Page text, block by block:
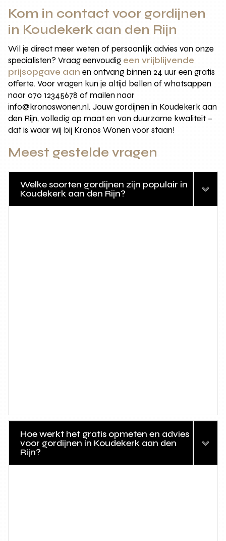
Kom in contact voor gordijnen
in Koudekerk aan den Rijn
Wil je direct meer weten of persoonlijk advies van onze
specialisten? Vraag eenvoudig een vrijblijvende
prijsopgave aan en ontvang binnen 24 uur een gratis
offerte. Voor vragen kun je altijd bellen of whatsappen
naar 070 12345678 of mailen naar
info@kronoswonen.nl. Jouw gordijnen in Koudekerk aan
den Rijn, volledig op maat en van duurzame kwaliteit –
dat is waar wij bij Kronos Wonen voor staan!
Meest gestelde vragen
Welke soorten gordijnen zijn populair in
Koudekerk aan den Rijn?
Hoe werkt het gratis opmeten en advies
voor gordijnen in Koudekerk aan den
Rijn?